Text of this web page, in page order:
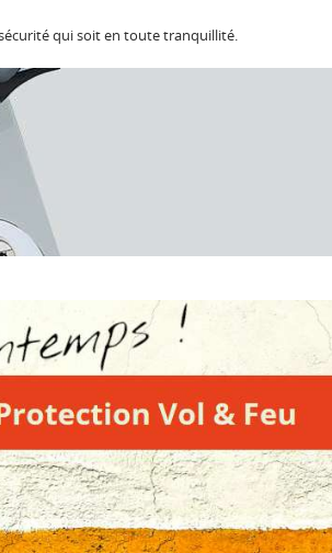
qui soit en toute tranquillité.